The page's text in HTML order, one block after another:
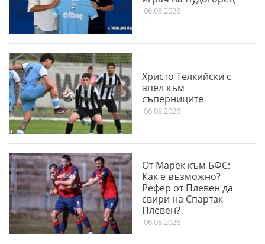
06.08.2026
Христо Телкийски с
апел към
съперниците
06.08.2026
От Марек към БФС:
Как е възможно?
Рефер от Плевен да
свири на Спартак
Плевен?
06.08.2026